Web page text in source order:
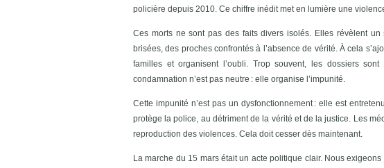
policière depuis 2010. Ce chiffre inédit met en lumière une
Ces morts ne sont pas des faits divers isolés. Elles révèlent
brisées, des proches confrontés à l’absence de vérité. À cela
familles et organisent l’oubli. Trop souvent, les dossiers
condamnation n’est pas neutre : elle organise l’impunité.
Cette impunité n’est pas un dysfonctionnement : elle est
protège la police, au détriment de la vérité et de la justice. Les
reproduction des violences. Cela doit cesser dès maintenant.
La marche du 15 mars était un acte politique clair. Nous